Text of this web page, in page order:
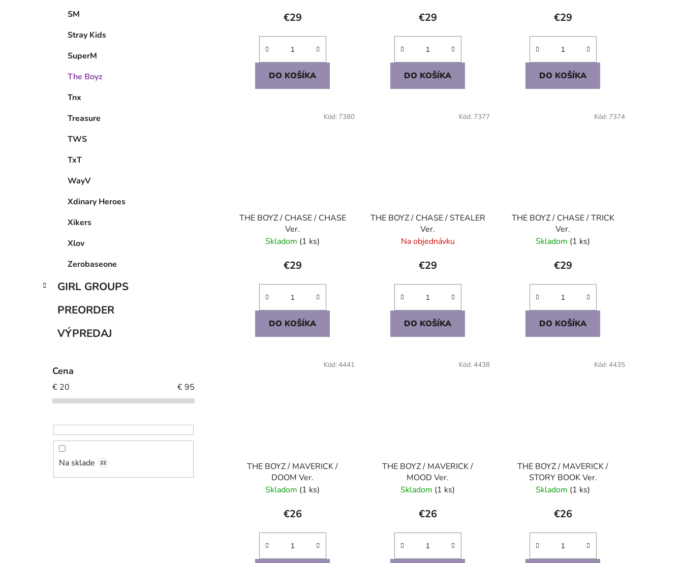
SM
Stray Kids
SuperM
The Boyz
Tnx
Treasure
TWS
TxT
WayV
Xdinary Heroes
Xikers
Xlov
Zerobaseone
GIRL GROUPS
PREORDER
VÝPREDAJ
Cena
€ 20 €95
Na sklade 22
€29
DO KOŠÍKA
€29
DO KOŠÍKA
€29
DO KOŠÍKA
THE BOYZ / CHASE / CHASE
Ver.
Skladom (1 ks)
€29
DO KOŠÍKA
Kód: 7380
THE BOYZ / CHASE / STEALER
Ver.
Na objednávku
€29
DO KOŠÍKA
Kód: 7377
THE BOYZ / CHASE / TRICK
Ver.
Skladom (1 ks)
€29
DO KOŠÍKA
Kód: 7374
THE BOYZ / MAVERICK /
DOOM Ver.
Skladom (1 ks)
€26
Kód: 4441
THE BOYZ / MAVERICK /
MOOD Ver.
Skladom (1 ks)
€26
Kód: 4438
THE BOYZ / MAVERICK /
STORY BOOK Ver.
Skladom (1 ks)
€26
Kód: 4435